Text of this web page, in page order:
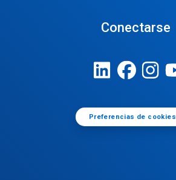
Conectarse
Preferencias de cookies